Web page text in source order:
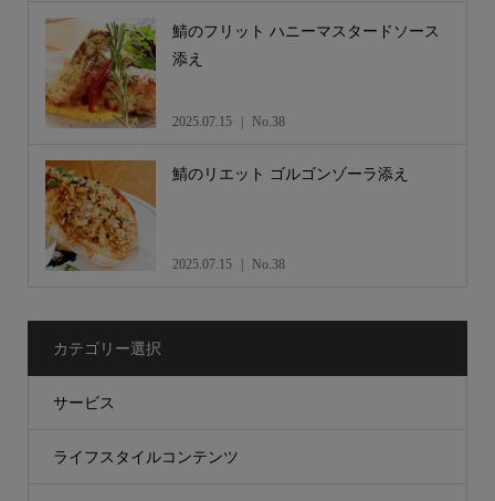
鯖のフリット ハニーマスタードソース
添え
2025.07.15 No.38
鯖のリエット ゴルゴンゾーラ添え
2025.07.15 No.38
カテゴリー選択
サービス
ライフスタイルコンテンツ